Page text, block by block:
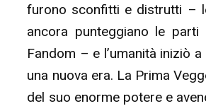
furono sconfitti e distrutti –
ancora punteggiano le parti
Fandom – e l’umanità iniziò
una nuova era. La Prima
del suo enorme potere e